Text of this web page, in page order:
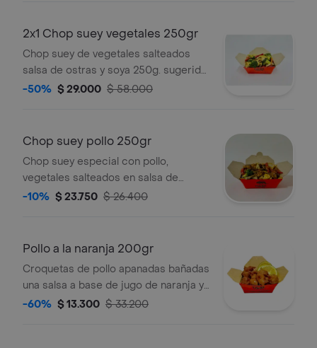
2x1 Chop suey vegetales 250gr
Chop suey de vegetales salteados
salsa de ostras y soya 250g. sugerida
1 persona.
-50% $ 29.000 $ 58.000
Chop suey pollo 250gr
Chop suey especial con pollo,
vegetales salteados en salsa de
ostras y soya 250 g. sugerido 1
-10% $ 23.750 $ 26.400
Pollo a la naranja 200gr
Croquetas de pollo apanadas bañadas
una salsa a base de jugo de naranja y
lonjas de naranja de 200 g sugerida 1
-60% $ 13.300 $ 33.200